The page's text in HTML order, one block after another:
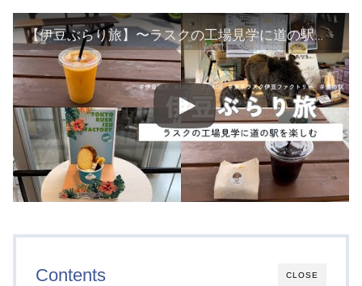
【伊豆ぶらり旅】〜ラスクの工場見学に道の駅でグルメとおみやげ選びを楽しむ〜
CLOSE
Contents